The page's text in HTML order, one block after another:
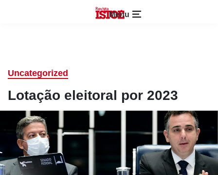
Menu
Uncategorized
Lotação eleitoral por 2023